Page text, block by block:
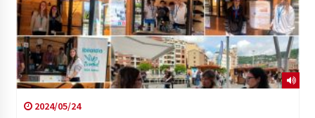
2024/05/24